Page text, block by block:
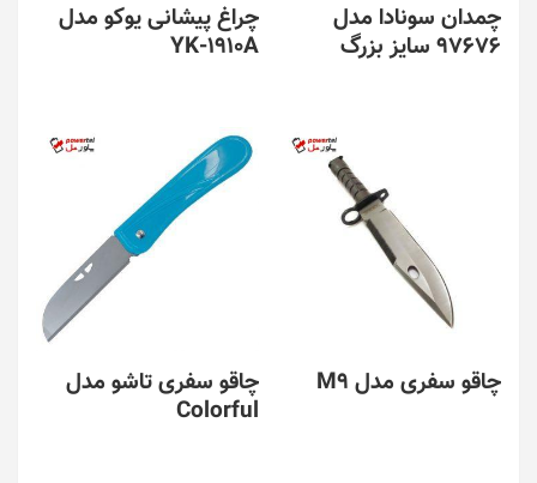
چمدان سونادا مدل
97676 سایز بزرگ
چراغ پیشانی یوکو مدل
YK-1910A
چاقو سفری مدل M9
چاقو سفری تاشو مدل
Colorful